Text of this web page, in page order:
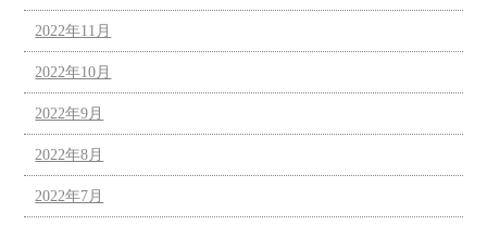
2022年11月
2022年10月
2022年9月
2022年8月
2022年7月